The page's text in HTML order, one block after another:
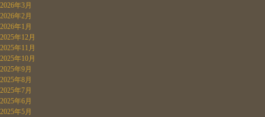
2026年3月
2026年2月
2026年1月
2025年12月
2025年11月
2025年10月
2025年9月
2025年8月
2025年7月
2025年6月
2025年5月